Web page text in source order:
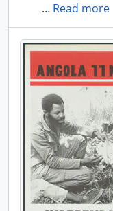
… Read more